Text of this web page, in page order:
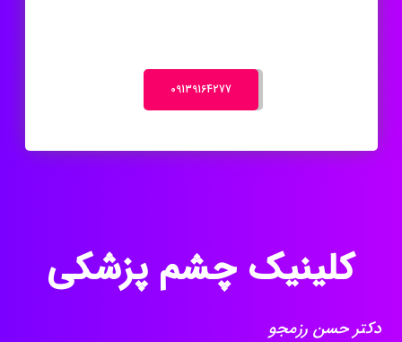
‎09139164277
کلینیک چشم پزشکی
دکتر حسن رزمجو